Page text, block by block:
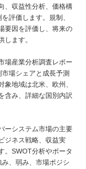
、収益性分析、価格構
評価します。規制、
要因を評価し、将来の
します。
場産業分析調査レポー
場シェアと成長予測
地域は北米、欧州、
含み、詳細な国別内訳
ーシステム市場の主要
ジネス戦略、収益実
。SWOT分析やポータ
、弱み、市場ポジシ